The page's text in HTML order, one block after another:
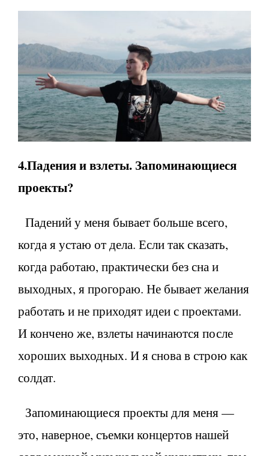
4.Падения и взлеты. Запоминающиеся
проекты?
Падений у меня бывает больше всего,
когда я устаю от дела. Если так сказать,
когда работаю, практически без сна и
выходных, я прогораю. Не бывает желания
работать и не приходят идеи с проектами.
И кончено же, взлеты начинаются после
хороших выходных. И я снова в строю как
солдат.
Запоминающиеся проекты для меня —
это, наверное, съемки концертов нашей